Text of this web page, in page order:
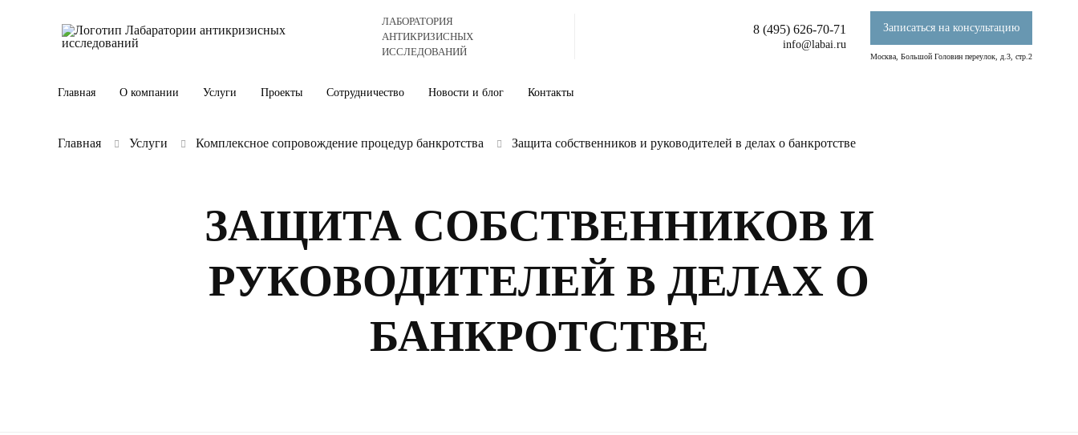
ЛАБОРАТОРИЯ
АНТИКРИЗИСНЫХ
ИССЛЕДОВАНИЙ
8 (495) 626-70-71
info@labai.ru
Записаться на консультацию
Москва, Большой Головин переулок, д.3, стр.2
Главная О компании Услуги Проекты Сотрудничество Новости и блог Контакты
Главная Услуги Комплексное сопровождение процедур банкротства Защита собственников и руководителей в делах о банкротстве
ЗАЩИТА СОБСТВЕННИКОВ И
РУКОВОДИТЕЛЕЙ В ДЕЛАХ О
БАНКРОТСТВЕ